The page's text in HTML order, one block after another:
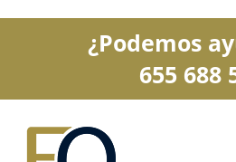
¿Podemos
655 688